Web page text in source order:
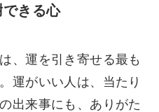
きる心
、運を引き寄せる最も
運がいい人は、当たり
出来事にも、ありがた